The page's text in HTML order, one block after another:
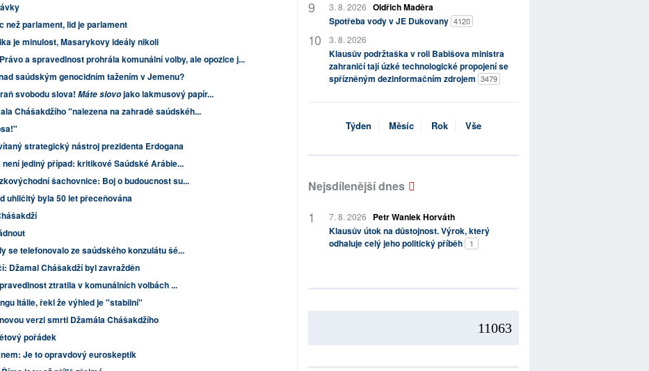
než parlament, lid je parlament
je minulost, Masarykovy ideály nikoli
a spravedlnost prohrála komunální volby, ale opozice j...
saúdským genocidním tažením v Jemenu?
svobodu slova! Máte slovojako lakmusový papír...
Chášakdžího "nalezena na zahradě saúdskéh...
strategický nástroj prezidenta Erdogana
jediný případ: kritikové Saúdské Arábie...
šachovnice: Boj o budoucnost su...
uhličitý byla 50 let přeceňována
se telefonovalo ze saúdského konzulátu šé...
Džamal Chášakdží byl zavražděn
ztratila v komunálních volbách ...
Itálie, řekl že výhled je "stabilní"
verzi smrti Džamála Chášakdžího
pořádek
Je to opravdový euroskeptik
3. 8. 2026 Oldřich Maděra
Spotřeba vody v JE Dukovany 4120
3. 8. 2026
Klausův podržtaška v roli Babišova ministra
zahraničí tají úzké technologické propojení se
spřízněným dezinformačním zdrojem 3479
Týden Měsíc Rok Vše
Nejsdílenější dnes
7. 8. 2026
Petr Waniek Horváth
Klausův útok na důstojnost. Výrok, který
odhaluje celý jeho politický příběh
1
11063